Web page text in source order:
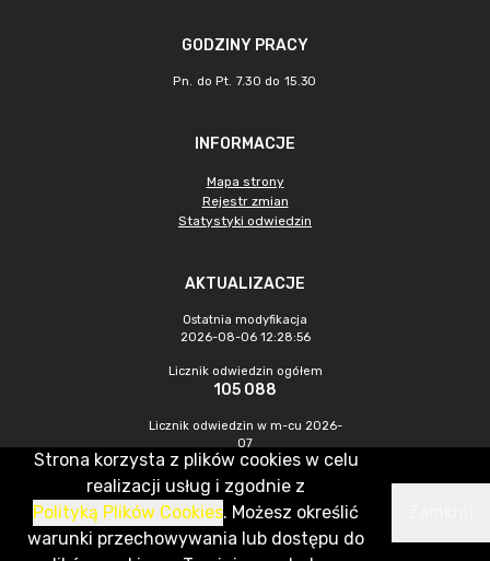
GODZINY PRACY
Pn. do Pt. 7.30 do 15.30
INFORMACJE
Mapa strony
Rejestr zmian
Statystyki odwiedzin
AKTUALIZACJE
Ostatnia modyfikacja
2026-08-06 12:28:56
Licznik odwiedzin ogółem
105 088
Licznik odwiedzin w m-cu 2026-
07
464
CMS & Hosting: Nefeni Sp. z o.o.
Strona korzysta z plików cookies w celu
realizacji usług i zgodnie z
Polityką Plików Cookies. Możesz określić
warunki przechowywania lub dostępu do